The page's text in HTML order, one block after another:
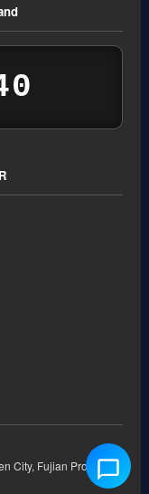
City, Fujian Province,